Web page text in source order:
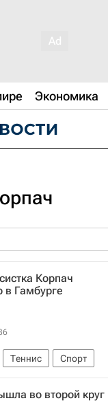
Экономика
Корпач
в Гамбурге
Теннис
Спорт
ассоциация (WTA)
во второй круг